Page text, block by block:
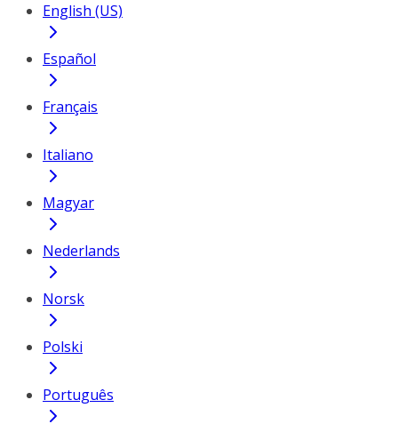
English (US)
Español
Français
Italiano
Magyar
Nederlands
Norsk
Polski
Português